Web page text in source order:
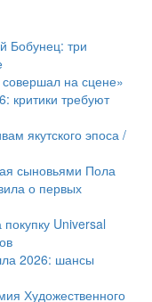
Бобунец: три
на сцене»
критики требуют
якутского эпоса /
сыновьями Пола
о первых
Universal
2026: шансы
Художественного